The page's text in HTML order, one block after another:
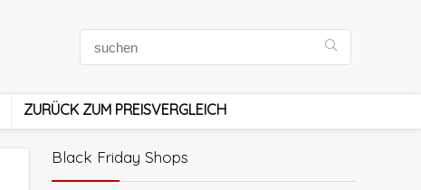
ZURÜCK ZUM PREISVERGLEICH
Black Friday Shops